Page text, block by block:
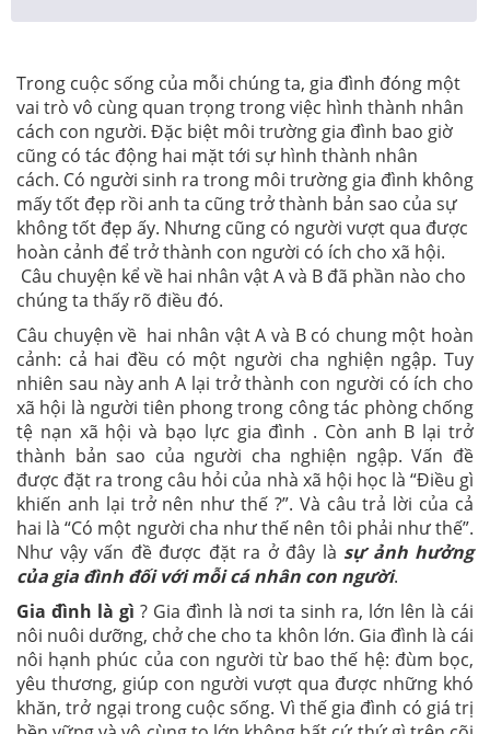
Trong cuộc sống của mỗi chúng ta, gia đình đóng một
vai trò vô cùng quan trọng trong việc hình thành nhân
cách con người. Đặc biệt môi trường gia đình bao giờ
cũng có tác động hai mặt tới sự hình thành nhân
cách. Có người sinh ra trong môi trường gia đình không
mấy tốt đẹp rồi anh ta cũng trở thành bản sao của sự
không tốt đẹp ấy. Nhưng cũng có người vượt qua được
hoàn cảnh để trở thành con người có ích cho xã hội.
Câu chuyện kể về hai nhân vật A và B đã phần nào cho
chúng ta thấy rõ điều đó.
Câu chuyện về hai nhân vật A và B có chung một hoàn
cảnh: cả hai đều có một người cha nghiện ngập. Tuy
nhiên sau này anh A lại trở thành con người có ích cho
xã hội là người tiên phong trong công tác phòng chống
tệ nạn xã hội và bạo lực gia đình . Còn anh B lại trở
thành bản sao của người cha nghiện ngập. Vấn đề
được đặt ra trong câu hỏi của nhà xã hội học là “Điều gì
khiến anh lại trở nên như thế ?”. Và câu trả lời của cả
hai là “Có một người cha như thế nên tôi phải như thế”.
Như vậy vấn đề được đặt ra ở đây là sự ảnh hưởng
của gia đình đối với mỗi cá nhân con người.
Gia đình là gì ? Gia đình là nơi ta sinh ra, lớn lên là cái
nôi nuôi dưỡng, chở che cho ta khôn lớn. Gia đình là cái
nôi hạnh phúc của con người từ bao thế hệ: đùm bọc,
yêu thương, giúp con người vượt qua được những khó
khăn, trở ngại trong cuộc sống. Vì thế gia đình có giá trị